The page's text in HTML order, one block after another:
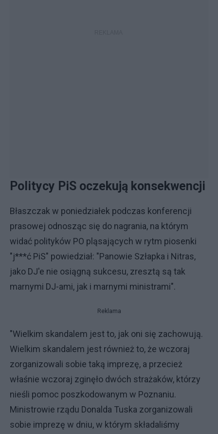
Politycy PiS oczekują konsekwencji
Błaszczak w poniedziałek podczas konferencji
prasowej odnosząc się do nagrania, na którym
widać polityków PO pląsających w rytm piosenki
"j***ć PiS" powiedział: "Panowie Szłapka i Nitras,
jako DJ'e nie osiągną sukcesu, zresztą są tak
marnymi DJ-ami, jak i marnymi ministrami".
Reklama
"Wielkim skandalem jest to, jak oni się zachowują.
Wielkim skandalem jest również to, że wczoraj
zorganizowali sobie taką imprezę, a przecież
właśnie wczoraj zginęło dwóch strażaków, którzy
nieśli pomoc poszkodowanym w Poznaniu.
Ministrowie rządu Donalda Tuska zorganizowali
sobie imprezę w dniu, w którym składaliśmy